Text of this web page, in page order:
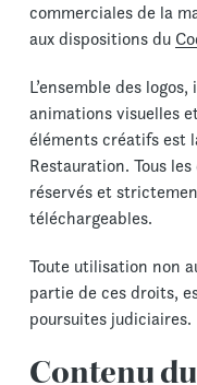
commerciales de la
aux dispositions du
L’ensemble des
animations visuelles
éléments créatifs est
Restauration. Tous
réservés et
téléchargeables.
Toute utilisation non
partie de ces droits,
poursuites judiciaires.
Contenu